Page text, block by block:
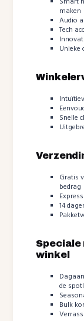
maken
Audio
Tech
Unieke
Snelle
Gratis
bedrag
14
Speciale
winkel
de
Bulk